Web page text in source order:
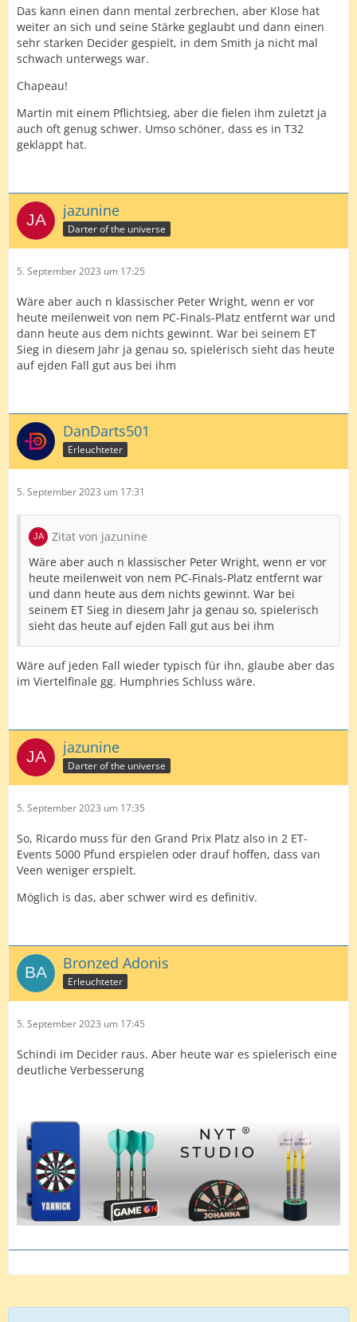
Das kann einen dann mental zerbrechen, aber Klose hat
weiter an sich und seine Stärke geglaubt und dann einen
sehr starken Decider gespielt, in dem Smith ja nicht mal
schwach unterwegs war.
Chapeau!
Martin mit einem Pflichtsieg, aber die fielen ihm zuletzt ja
auch oft genug schwer. Umso schöner, dass es in T32
geklappt hat.
jazunine
Darter of the universe
5. September 2023 um 17:25
Wäre aber auch n klassischer Peter Wright, wenn er vor
heute meilenweit von nem PC-Finals-Platz entfernt war und
dann heute aus dem nichts gewinnt. War bei seinem ET
Sieg in diesem Jahr ja genau so, spielerisch sieht das heute
auf ejden Fall gut aus bei ihm
DanDarts501
Erleuchteter
5. September 2023 um 17:31
Zitat von jazunine
Wäre aber auch n klassischer Peter Wright, wenn er vor
heute meilenweit von nem PC-Finals-Platz entfernt war
und dann heute aus dem nichts gewinnt. War bei
seinem ET Sieg in diesem Jahr ja genau so, spielerisch
sieht das heute auf ejden Fall gut aus bei ihm
Wäre auf jeden Fall wieder typisch für ihn, glaube aber das
im Viertelfinale gg. Humphries Schluss wäre.
jazunine
Darter of the universe
5. September 2023 um 17:35
So, Ricardo muss für den Grand Prix Platz also in 2 ET-
Events 5000 Pfund erspielen oder drauf hoffen, dass van
Veen weniger erspielt.
Möglich is das, aber schwer wird es definitiv.
Bronzed Adonis
Erleuchteter
5. September 2023 um 17:45
Schindi im Decider raus. Aber heute war es spielerisch eine
deutliche Verbesserung